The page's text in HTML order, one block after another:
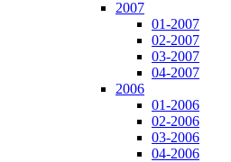
2007
01-2007
02-2007
03-2007
04-2007
2006
01-2006
02-2006
03-2006
04-2006